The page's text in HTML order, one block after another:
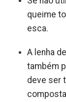
queime
esca.
A lenha
também
deve ser